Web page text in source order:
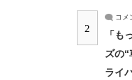
2
コメ
「
ズの
ライ